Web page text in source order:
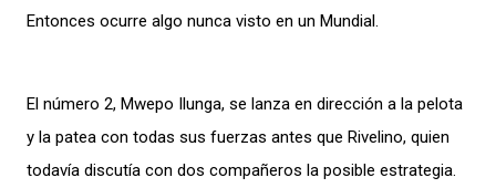
Entonces ocurre algo nunca visto en un Mundial.
El número 2, Mwepo Ilunga, se lanza en dirección a la pelota
y la patea con todas sus fuerzas antes que Rivelino, quien
todavía discutía con dos compañeros la posible estrategia.